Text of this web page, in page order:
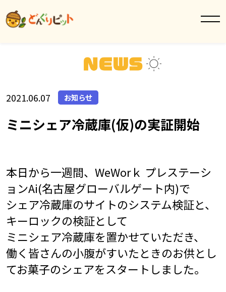
2021.06.07 お知らせ
ミニシェア冷蔵庫(仮)の実証開始
本日から一週間、WeWorｋ プレステーシ
ョンAi(名古屋グローバルゲート内)で
シェア冷蔵庫のサイトのシステム検証と、
キーロックの検証として
ミニシェア冷蔵庫を置かせていただき、
働く皆さんの小腹がすいたときのお供とし
てお菓子のシェアをスタートしました。